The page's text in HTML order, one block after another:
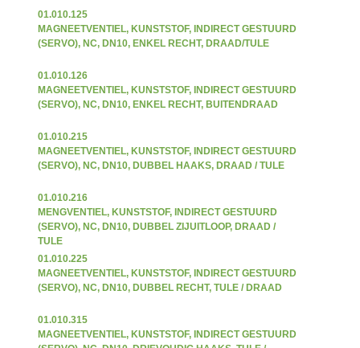
01.010.125
MAGNEETVENTIEL, KUNSTSTOF, INDIRECT GESTUURD
(SERVO), NC, DN10, ENKEL RECHT, DRAAD/TULE
01.010.126
MAGNEETVENTIEL, KUNSTSTOF, INDIRECT GESTUURD
(SERVO), NC, DN10, ENKEL RECHT, BUITENDRAAD
01.010.215
MAGNEETVENTIEL, KUNSTSTOF, INDIRECT GESTUURD
(SERVO), NC, DN10, DUBBEL HAAKS, DRAAD / TULE
01.010.216
MENGVENTIEL, KUNSTSTOF, INDIRECT GESTUURD
(SERVO), NC, DN10, DUBBEL ZIJUITLOOP, DRAAD /
TULE
01.010.225
MAGNEETVENTIEL, KUNSTSTOF, INDIRECT GESTUURD
(SERVO), NC, DN10, DUBBEL RECHT, TULE / DRAAD
01.010.315
MAGNEETVENTIEL, KUNSTSTOF, INDIRECT GESTUURD